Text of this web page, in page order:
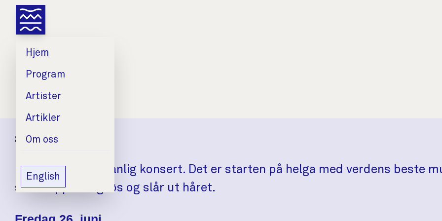
Hjem
Program
Artister
Artikler
Om oss
English
SkatteKammer'n
Dette er ikke en vanlig konsert. Det er starten på helga med verdens beste
som slipper seg løs og slår ut håret.
Dato
Tid
Sted